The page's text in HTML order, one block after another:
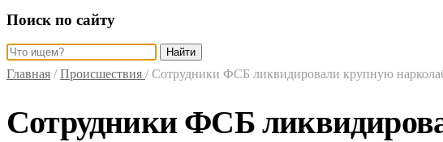
Поиск по сайту
Найти
Главная / Происшествия / Сотрудники ФСБ ликвидировали крупную
Сотрудники ФСБ